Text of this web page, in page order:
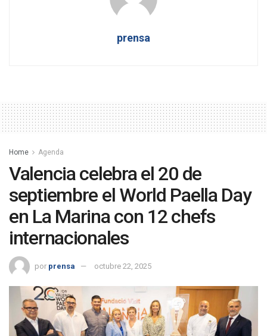
prensa
Home Agenda
Valencia celebra el 20 de
septiembre el World Paella Day
en La Marina con 12 chefs
internacionales
por prensa octubre 22, 2025